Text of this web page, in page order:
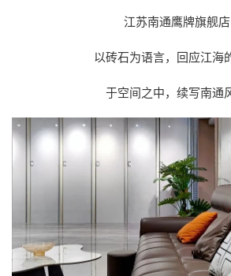
江苏南通鹰牌旗舰店
以砖石为语言，回应江海
于空间之中，续写南通